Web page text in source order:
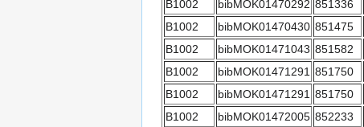
B1002
bibMOK01470292 851336
B1002
bibMOK01470430 851475
B1002
bibMOK01471043 851582
B1002
bibMOK01471291 851750
B1002
bibMOK01471291 851750
B1002
bibMOK01472005 852233